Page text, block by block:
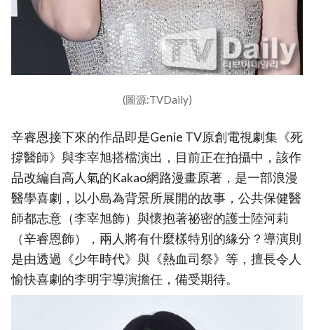
(圖源:TVDaily)
辛睿恩接下來的作品即是Genie TV原創電視劇集《死
撐醫師》與李宰旭搭檔演出，目前正在拍攝中，該作
品改編自高人氣的Kakao網路漫畫原著，是一部浪漫
醫學喜劇，以小島為背景所展開的故事，公共保健醫
師都志意（李宰旭飾）與懷抱著祕密的護士陸河莉
（辛睿恩飾），兩人將有什麼樣特別的緣分？導演則
是由透過《少年時代》與《熱血司祭》等，擅長令人
愉快喜劇的李明宇導演擔任，備受期待。